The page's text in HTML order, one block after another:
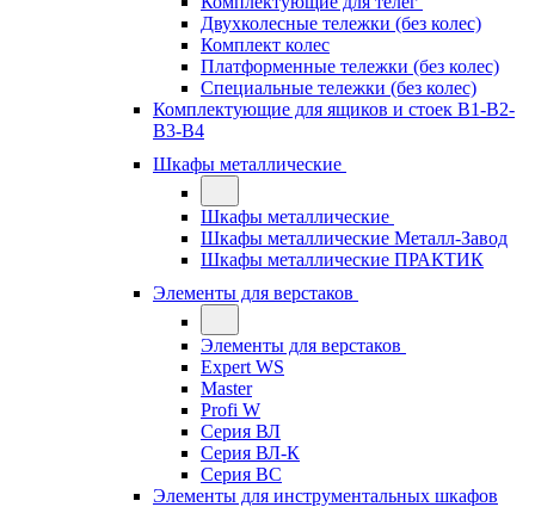
Двухколесные тележки (без колес)
Комплект колес
Платформенные тележки (без колес)
Специальные тележки (без колес)
Комплектующие для ящиков и стоек В1-В2-
В3-В4
Шкафы металлические
Шкафы металлические
Шкафы металлические Металл-Завод
Шкафы металлические ПРАКТИК
Элементы для верстаков
Элементы для верстаков
Expert WS
Master
Profi W
Серия ВЛ
Серия ВЛ-К
Серия ВС
Элементы для инструментальных шкафов